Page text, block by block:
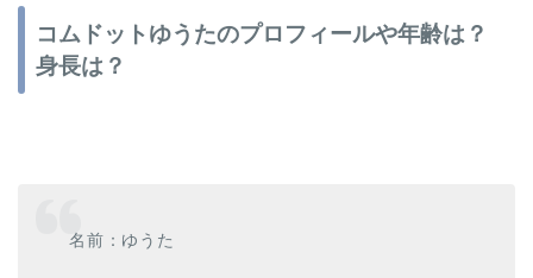
コムドットゆうたのプロフィールや年齢は？
身長は？
名前：ゆうた